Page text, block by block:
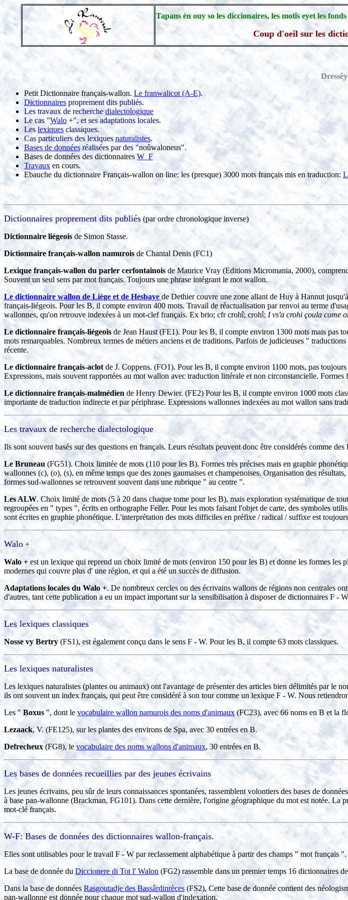
Tapans èn ouy so les diccionaires, les motîs eyet les
Coup d'oeil sur les
Petit Dictionnaire français-wallon. Le franwalicot (A-E).
Dictionnaires proprement dits publiés.
Les travaux de recherche dialectologique
Le cas "Walo +", et ses adaptations locales.
Les lexiques classiques.
Cas particuliers des lexiques naturalistes.
Bases de données réalisées par des "noûwaloneus".
Bases de données des dictionnaires W_F
Travaux en cours.
Ebauche du dictionnaire Français-wallon on line: les (presque) 3000 mots français mis en traduction:
Dictionnaires proprement dits publiés (par ordre chronologique inverse)
Dictionnaire liégeois de Simon Stasse.
Dictionnaire français-wallon namurois de Chantal Denis (FC1)
Lexique français-wallon du parler cerfontainois de Maurice Vray (Editions Micromania, 2000),
Souvent un seul sens par mot français. Toujours une phrase intégrant le mot wallon.
Le dictionnaire wallon de Liège et de Hesbayede Dethier couvre une zone allant de Huy à Hannut
français-liégeois. Pour les B, il compte environ 400 mots. Travail de réactualisation par renvoi au terme
wallonnes, qu'on retrouve indexées à un mot-clef français. Ex brio; cfr crohî; crohî; I vs'a crohi çoula come
Le dictionnaire français-liégeois de Jean Haust (FE1). Pour les B, il compte environ 1300 mots mais pas
mots remarquables. Nombreux termes de métiers anciens et de traditions. Parfois de judicieuses "
récente.
Le dictionnaire français-aclot de J. Coppens. (FO1). Pour les B, il compte environ 1100 mots, pas
Expressions, mais souvent rapportées au mot wallon avec traduction littérale et non circonstancielle.
Le dictionnaire français-malmédien de Henry Dewier. (FE2) Pour les B, il compte environ 1000 mots
importante de traduction indirecte et par périphrase. Expressions wallonnes indexées au mot wallon sans
Les travaux de recherchedialectologique
Ils sont souvent basés sur des questions en français. Leurs résultats peuvent donc être considérés comme
Le Bruneau (FG51). Choix limitée de mots (110 pour les B). Formes très précises mais en graphie
wallonnes (c), (o), (s), en même temps que des zones gaumaises et champenoises. Organisation des
formes sud-wallonnes se retrouvent souvent dans une rubrique " au centre ".
Les ALW. Choix limité de mots (5 à 20 dans chaque tome pour les B), mais exploration systématique de
regroupées en " types ", écrits en orthographe Feller. Pour les mots faisant l'objet de carte, des symboles
sont écrites en graphie phonétique. L'interprétation des mots difficiles en préfixe / radical / suffixe est
Walo +
Walo + est un lexique qui reprend un choix limité de mots (environ 150 pour les B) et donne les formes les
modernes qui couvre plus d' une région, et qui a été un succès de diffusion.
Adaptations locales du Walo +. De nombreux cercles ou des écrivains wallons de régions non centrales
d'autres, tant cette publication a eu un impact important sur la sensibilisation à disposer de dictionnaires F -
Les lexiques classiques
Nosse vy Bertry (FS1), est également conçu dans le sens F - W. Pour les B, il compte 63 mots classiques.
Les lexiquesnaturalistes
Les lexiques naturalistes (plantes ou animaux) ont l'avantage de présenter des articles bien délimités par le
ils ont souvent un index français, qui peut être considéré à son tour comme un lexique F - W. Nous
Les " Boxus ", dont le vocabulaire wallon namurois des noms d'animaux (FC23), avec 66 noms en B et la
Lezaack, V. (FE125), sur les plantes des environs de Spa, avec 30 entrées en B.
Defrecheux(FG8), le vocabulaire des noms wallons d'animaux, 30 entrées en B.
Les bases de données recueillies par des jeunes écrivains
Les jeunes écrivains, peu sûr de leurs connaissances spontanées, rassemblent volontiers des bases de
à base pan-wallonne (Brackman, FG101). Dans cette dernière, l'origine géographique du mot est notée. La
mot-clé français.
W-F: Bases de données des dictionnaires wallon-français.
Elles sont utilisables pour le travail F - W par reclassement alphabétique à partir des champs " mot français ".
La base de donnée du Diccionere di Tot l' Walon (FG2) rassemble dans un premier temps 16 dictionnaires
Dans la base de données Rasgoutadje des Bassârdinrèces (FS2), Cette base de donnée contient des
pan-wallonne est donnée pour chaque mot sud-wallon d'indexation.